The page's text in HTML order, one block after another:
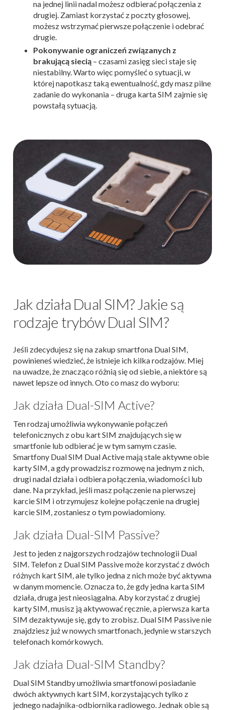
na jednej linii nadal możesz odbierać połączenia z
drugiej. Zamiast korzystać z poczty głosowej,
możesz wstrzymać pierwsze połączenie i odebrać
drugie.
Pokonywanie ograniczeń związanych z
brakującą siecią – czasami zasięg sieci staje się
niestabilny. Warto więc pomyśleć o sytuacji, w
której napotkasz taką ewentualność, gdy masz pilne
zadanie do wykonania – druga karta SIM zajmie się
powstałą sytuacją.
Jak działa Dual SIM? Jakie są
rodzaje trybów Dual SIM?
Jeśli zdecydujesz się na zakup smartfona Dual SIM,
powinieneś wiedzieć, że istnieje ich kilka rodzajów. Miej
na uwadze, że znacząco różnią się od siebie, a niektóre są
nawet lepsze od innych. Oto co masz do wyboru:
Jak działa Dual-SIM Active?
Ten rodzaj umożliwia wykonywanie połączeń
telefonicznych z obu kart SIM znajdujących się w
smartfonie lub odbierać je w tym samym czasie.
Smartfony Dual SIM Dual Active mają stale aktywne obie
karty SIM, a gdy prowadzisz rozmowę na jednym z nich,
drugi nadal działa i odbiera połączenia, wiadomości lub
dane. Na przykład, jeśli masz połączenie na pierwszej
karcie SIM i otrzymujesz kolejne połączenie na drugiej
karcie SIM, zostaniesz o tym powiadomiony.
Jak działa Dual-SIM Passive?
Jest to jeden z najgorszych rodzajów technologii Dual
SIM. Telefon z Dual SIM Passive może korzystać z dwóch
różnych kart SIM, ale tylko jedna z nich może być aktywna
w danym momencie. Oznacza to, że gdy jedna karta SIM
działa, druga jest nieosiągalna. Aby korzystać z drugiej
karty SIM, musisz ją aktywować ręcznie, a pierwsza karta
SIM dezaktywuje się, gdy to zrobisz. Dual SIM Passive nie
znajdziesz już w nowych smartfonach, jedynie w starszych
telefonach komórkowych.
Jak działa Dual-SIM Standby?
Dual SIM Standby umożliwia smartfonowi posiadanie
dwóch aktywnych kart SIM, korzystających tylko z
jednego nadajnika-odbiornika radiowego. Jednak obie są